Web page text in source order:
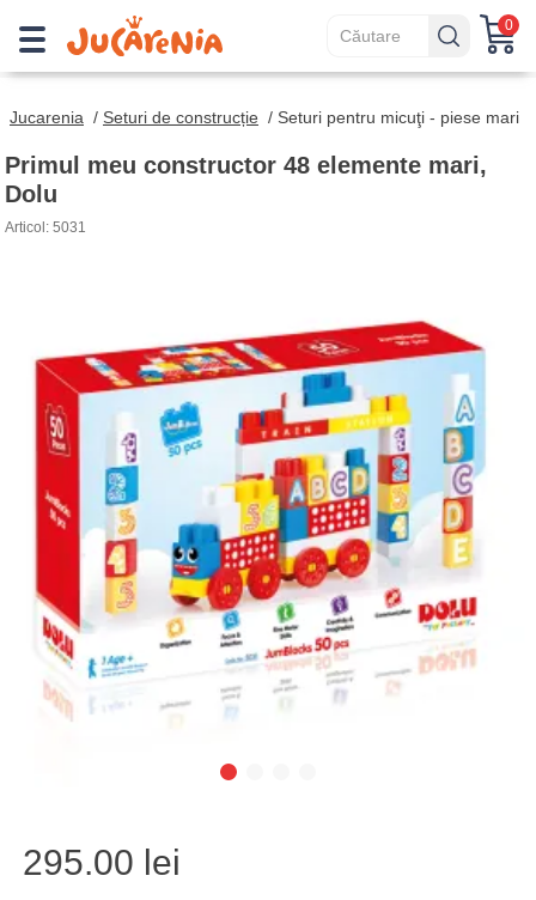
0
Jucarenia / Seturi de construcție / Seturi pentru micuţi - piese mari
Primul meu constructor 48 elemente mari,
Dolu
Articol: 5031
295.00 lei